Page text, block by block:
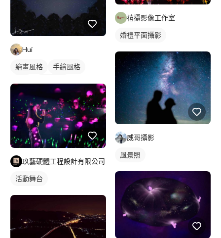
Hui
繪畫風格
手繪風格
玖藝硬體工程設計有限公司
活動舞台
禧攝影像工作室
婚禮平面攝影
威哥攝影
風景照